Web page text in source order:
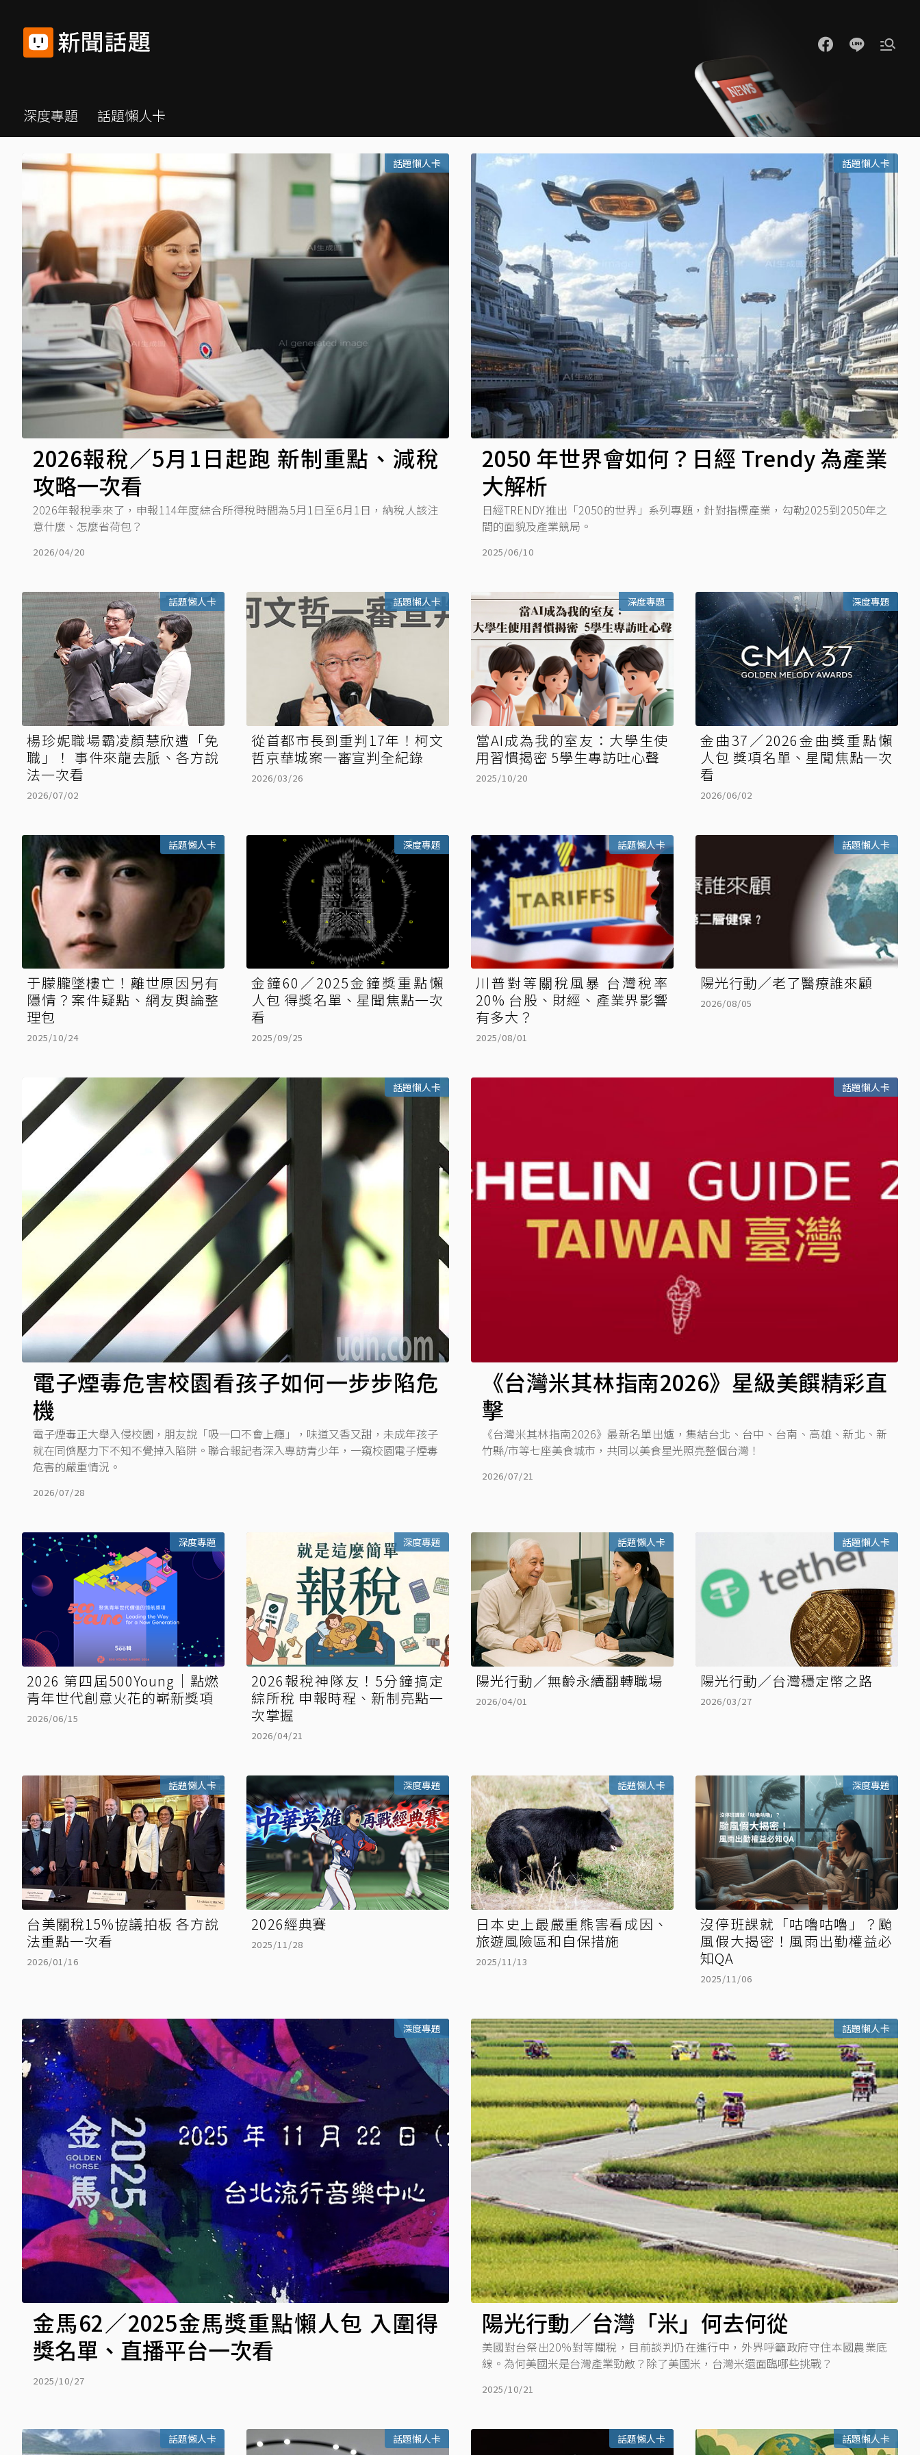
深度專題 話題懶人卡
話題懶人卡
2026報稅／5月1日起跑 新制重點、減稅
攻略一次看
2026年報稅季來了，申報114年度綜合所得稅時間為5月1日至6月1日，納稅人該注
意什麼、怎麼省荷包？
2026/04/20
話題懶人卡
2050 年世界會如何？日經 Trendy 為產業
大解析
日經TRENDY推出「2050的世界」系列專題，針對指標產業，勾勒2025到2050年之
間的面貌及產業競局。
2025/06/10
話題懶人卡
楊珍妮職場霸凌顏慧欣遭「免
職」！ 事件來龍去脈、各方說
法一次看
2026/07/02
話題懶人卡
從首都市長到重判17年！柯文
哲京華城案一審宣判全紀錄
2026/03/26
深度專題
當AI成為我的室友：大學生使
用習慣揭密 5學生專訪吐心聲
2025/10/20
深度專題
金曲37／2026金曲獎重點懶
人包 獎項名單、星聞焦點一次
看
2026/06/02
話題懶人卡
于朦朧墜樓亡！離世原因另有
隱情？案件疑點、網友輿論整
理包
2025/10/24
深度專題
金鐘60／2025金鐘獎重點懶
人包 得獎名單、星聞焦點一次
看
2025/09/25
話題懶人卡
川普對等關稅風暴 台灣稅率
20% 台股、財經、產業界影響
有多大？
2025/08/01
話題懶人卡
陽光行動／老了醫療誰來顧
2026/08/05
話題懶人卡
電子煙毒危害校園看孩子如何一步步陷危
機
電子煙毒正大舉入侵校園，朋友說「吸一口不會上癮」，味道又香又甜，未成年孩子
就在同儕壓力下不知不覺掉入陷阱。聯合報記者深入專訪青少年，一窺校園電子煙毒
危害的嚴重情況。
2026/07/28
話題懶人卡
《台灣米其林指南2026》星級美饌精彩直
擊
《台灣米其林指南2026》最新名單出爐，集結台北、台中、台南、高雄、新北、新
竹縣/市等七座美食城市，共同以美食星光照亮整個台灣！
2026/07/21
深度專題
2026 第四屆500Young｜點燃
青年世代創意火花的嶄新獎項
2026/06/15
深度專題
2026報稅神隊友！5分鐘搞定
綜所稅 申報時程、新制亮點一
次掌握
2026/04/21
話題懶人卡
陽光行動／無齡永續翻轉職場
2026/04/01
話題懶人卡
陽光行動／台灣穩定幣之路
2026/03/27
話題懶人卡
台美關稅15%協議拍板 各方說
法重點一次看
2026/01/16
深度專題
2026經典賽
2025/11/28
話題懶人卡
日本史上最嚴重熊害看成因、
旅遊風險區和自保措施
2025/11/13
深度專題
沒停班課就「咕嚕咕嚕」？颱
風假大揭密！風雨出勤權益必
知QA
2025/11/06
深度專題
金馬62／2025金馬獎重點懶人包 入圍得
獎名單、直播平台一次看
2025/10/27
話題懶人卡
陽光行動／台灣「米」何去何從
美國對台祭出20%對等關稅，目前談判仍在進行中，外界呼籲政府守住本國農業底
線。為何美國米是台灣產業勁敵？除了美國米，台灣米還面臨哪些挑戰？
2025/10/21
話題懶人卡 話題懶人卡 話題懶人卡 話題懶人卡